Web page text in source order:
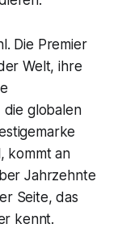
Die Premier
Welt, ihre
die globalen
kommt an
Jahrzehnte
Seite, das
kennt.